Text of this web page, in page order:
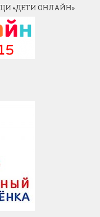
«ДЕТИ ОНЛАЙН»